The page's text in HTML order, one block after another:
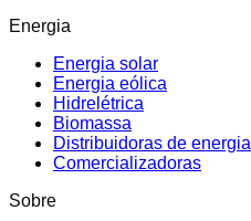
Energia
Energia solar
Energia eólica
Hidrelétrica
Biomassa
Distribuidoras de energia
Comercializadoras
Sobre